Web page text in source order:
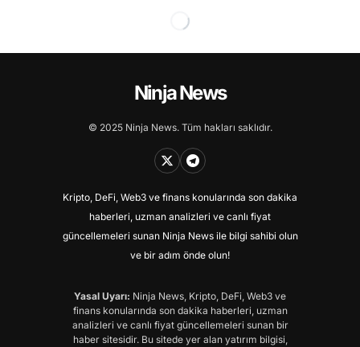
Ninja News
© 2025 Ninja News. Tüm hakları saklıdır.
Kripto, DeFi, Web3 ve finans konularında son dakika
haberleri, uzman analizleri ve canlı fiyat
güncellemeleri sunan Ninja News ile bilgi sahibi olun
ve bir adım önde olun!
Yasal Uyarı: Ninja News, Kripto, DeFi, Web3 ve
finans konularında son dakika haberleri, uzman
analizleri ve canlı fiyat güncellemeleri sunan bir
haber sitesidir. Bu sitede yer alan yatırım bilgisi,